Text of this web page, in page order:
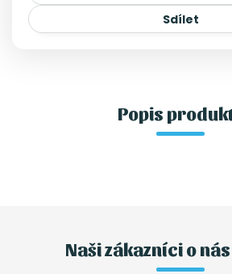
Sdílet
Popis
Naši zákazníci o